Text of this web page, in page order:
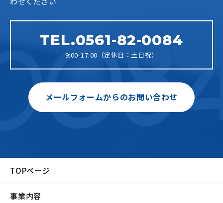
TEL.0561-82-0084
9:00-17:00（定休日：土日祝）
メールフォームからのお問い合わせ
TOPページ
事業内容